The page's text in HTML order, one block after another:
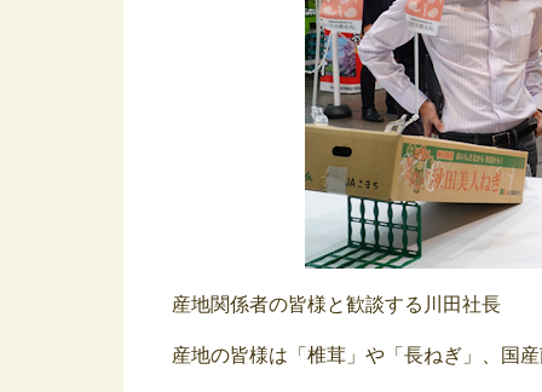
産地関係者の皆様と歓談する川田社長
産地の皆様は「椎茸」や「長ねぎ」、国